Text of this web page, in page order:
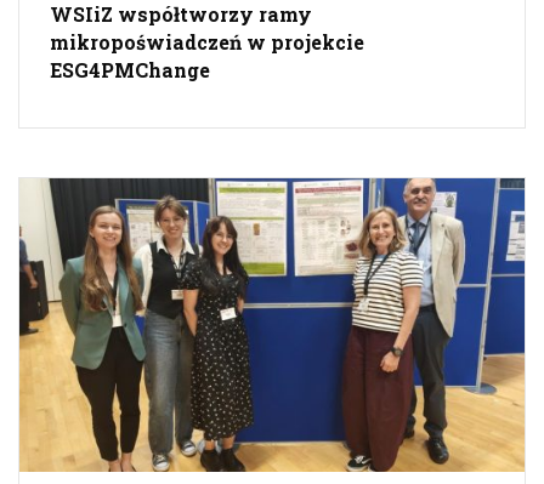
WSIiZ współtworzy ramy
mikropoświadczeń w projekcie
ESG4PMChange